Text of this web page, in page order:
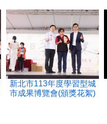
新北市113年度學習型城
市成果博覽會(頒獎花絮)